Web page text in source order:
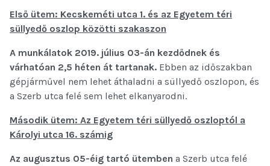
Első ütem: Kecskeméti utca 1. és az Egyetem téri
süllyedő oszlop közötti szakaszon
A munkálatok 2019. július 03-án kezdődnek és
várhatóan 2,5 héten át tartanak. Ebben az időszakban
gépjárművel nem lehet áthaladni a süllyedő oszlopon, és
a Szerb utca felé sem lehet elkanyarodni.
Második ütem: Az Egyetem téri süllyedő oszloptól a
Károlyi utca 16. számig
Az augusztus 05-éig tartó ütemben a Szerb utca felé